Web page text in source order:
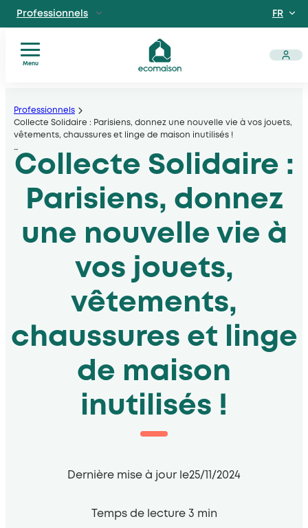
au
contenu
Particuliers
Site dédié aux particuliers
Professionnels
Acteurs solidaires, collectivités locales, opérateurs
Apprendre à mieux nous connaitre
FR
Menu
êtes
Nos
services
Nos
filières
Actualités
utiles
Professionnels
Collecte Solidaire : Parisiens, donnez une nouvelle vie à vos jouets,
vêtements, chaussures et linge de maison inutilisés !
…
Collecte Solidaire :
Parisiens, donnez
une nouvelle vie à
vos jouets,
vêtements,
chaussures et linge
de maison
inutilisés !
Dernière mise à jour le25/11/2024
Temps de lecture 3 min